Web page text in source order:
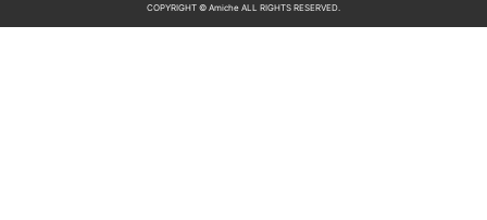
COPYRIGHT © Amiche ALL RIGHTS RESERVED.